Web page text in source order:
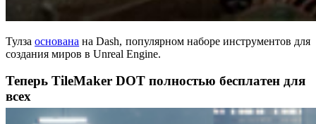
Тулзаоснована на Dash, популярном наборе инструментов для
создания миров в Unreal Engine.
Теперь TileMaker DOT полностью бесплатен для
всех